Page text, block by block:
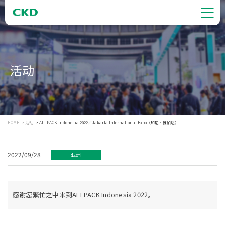
活动
HOME 活动 ALLPACK Indonesia 2022／Jakarta International Expo（印尼・雅加达）
2022/09/28 亚洲
感谢您繁忙之中来到ALLPACK Indonesia 2022。